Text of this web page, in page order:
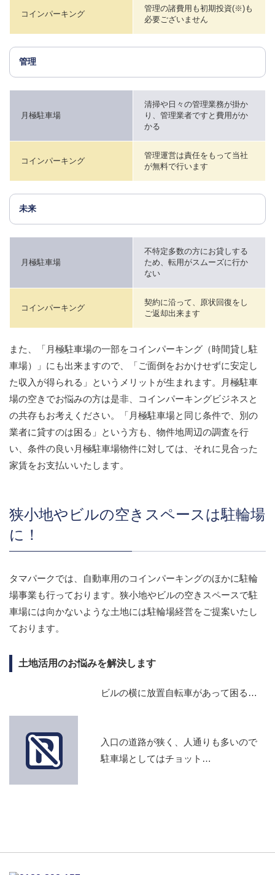
コインパーキング
管理の諸費用も初期投資(※)も
必要ございません
管理
月極駐車場
清掃や日々の管理業務が掛か
り、管理業者ですと費用がか
かる
コインパーキング
管理運営は責任をもって当社
が無料で行います
未来
月極駐車場
不特定多数の方にお貸しする
ため、転用がスムーズに行か
ない
コインパーキング
契約に沿って、原状回復をし
ご返却出来ます
また、「月極駐車場の一部をコインパーキング（時間貸し駐
車場）」にも出来ますので、「ご面倒をおかけせずに安定し
た収入が得られる」というメリットが生まれます。月極駐車
場の空きでお悩みの方は是非、コインパーキングビジネスと
の共存もお考えください。「月極駐車場と同じ条件で、別の
業者に貸すのは困る」という方も、物件地周辺の調査を行
い、条件の良い月極駐車場物件に対しては、それに見合った
家賃をお支払いいたします。
狭小地やビルの空きスペースは駐輪場
に！
タマパークでは、自動車用のコインパーキングのほかに駐輪
場事業も行っております。狭小地やビルの空きスペースで駐
車場には向かないような土地には駐輪場経営をご提案いたし
ております。
土地活用のお悩みを解決します
ビルの横に放置自転車があって困る…
入口の道路が狭く、人通りも多いので
駐車場としてはチョット…